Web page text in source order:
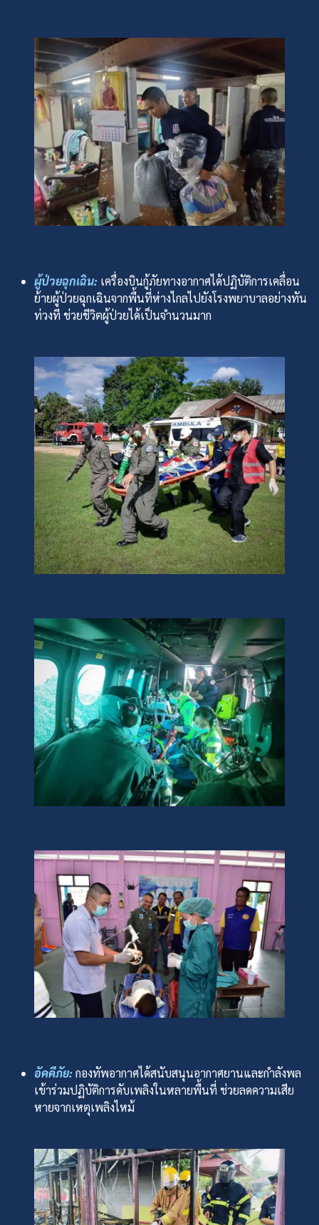
ผู้ป่วยฉุกเฉิน: เครื่องบินกู้ภัยทางอากาศได้ปฏิบัติการเคลื่อน
ย้ายผู้ป่วยฉุกเฉินจากพื้นที่ห่างไกลไปยังโรงพยาบาลอย่างทัน
ท่วงที ช่วยชีวิตผู้ป่วยได้เป็นจำนวนมาก
อัคคีภัย: กองทัพอากาศได้สนับสนุนอากาศยานและกำลังพล
เข้าร่วมปฏิบัติการดับเพลิงในหลายพื้นที่ ช่วยลดความเสีย
หายจากเหตุเพลิงไหม้